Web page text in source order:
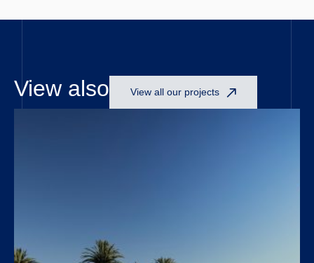
View also View all our projects
Open link